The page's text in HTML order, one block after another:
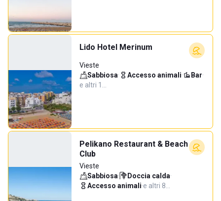
Lido Hotel Merinum
Vieste
Sabbiosa· Accesso animali· Bar·
e altri 1…
Pelikano Restaurant & Beach
Club
Vieste
Sabbiosa· Doccia calda·
Accesso animali·e altri 8…